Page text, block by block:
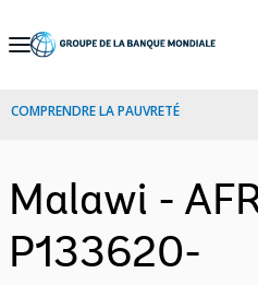
Skip
Navigation
COMPRENDRE LA PAUVRETÉ
Malawi -
P133620-